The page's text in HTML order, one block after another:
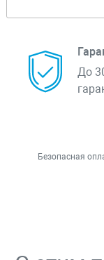
До
Безопасная